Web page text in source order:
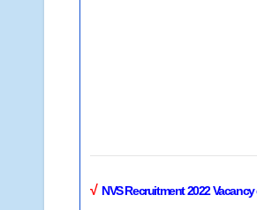
√NVS Recruitment 2022 Vacancy